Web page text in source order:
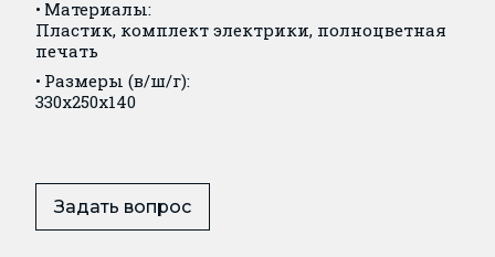
Материалы:
Пластик, комплект электрики, полноцветная
печать
Размеры (в/ш/г):
330x250x140
Задать вопрос